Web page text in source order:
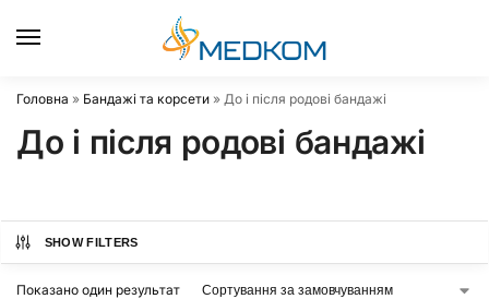
Головна » Бандажі та корсети » До і після родові бандажі
До і після родові бандажі
SHOW FILTERS
Показано один результат